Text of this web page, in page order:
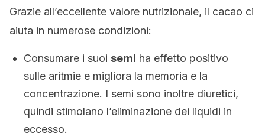
Grazie all’eccellente valore nutrizionale, il cacao ci
aiuta in numerose condizioni:
Consumare i suoi semi ha effetto positivo
sulle aritmie e migliora la memoria e la
concentrazione. I semi sono inoltre diuretici,
quindi stimolano l’eliminazione dei liquidi in
eccesso.